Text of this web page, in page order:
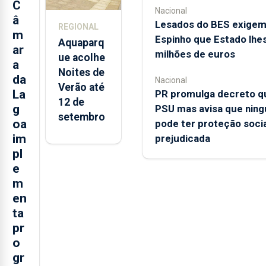
C
â
m
ar
a
da
La
g
oa
im
pl
e
m
en
ta
pr
o
gr
REGIONAL
Aquaparq
ue acolhe
Noites de
Verão até
12 de
setembro
Nacional
Lesados do BES
Espinho que Estado
milhões de euros
Nacional
PR promulga decreto
PSU mas avisa que
pode ter proteção
prejudicada